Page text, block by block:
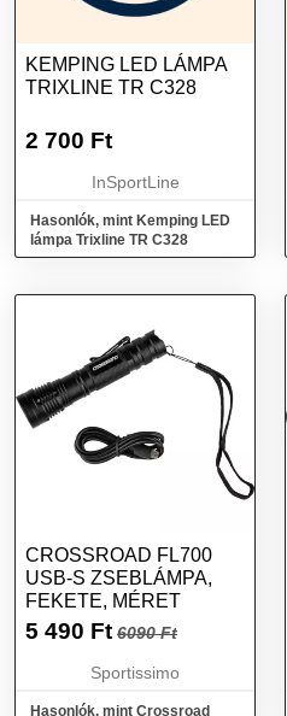
KEMPING LED LÁMPA
TRIXLINE TR C328
2 700 Ft
InSportLine
Hasonlók, mint Kemping LED
lámpa Trixline TR C328
CROSSROAD FL700
USB-S ZSEBLÁMPA,
FEKETE, MÉRET
5 490 Ft 6090 Ft
Sportissimo
Hasonlók, mint Crossroad